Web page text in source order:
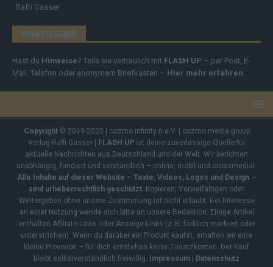
Raffi Gasser
HINWEISGEBER
Hast du Hinweise? Teile sie vertraulich mit FLASH UP – per Post, E-
Mail, Telefon oder anonymem Briefkasten – Hier mehr erfahren
Copyright© 2019-2025 | cozmo infinity n.e.V. | cozmo media group
Verlag Raffi Gasser | FLASH UPist deine zuverlässige Quelle für
aktuelle Nachrichten aus Deutschland und der Welt. Wir berichten
unabhängig, fundiert und verständlich – online, mobil und crossmedial.
Alle Inhalte auf dieser Website – Texte, Videos, Logos und Design –
sind urheberrechtlich geschützt . Kopieren, Vervielfältigen oder
Weitergeben ohne unsere Zustimmung ist nicht erlaubt. Bei Interesse
an einer Nutzung wende dich bitte an unsere Redaktion. Einige Artikel
enthalten Affiliate-Links oder Anzeige-Links (z. B. farblich markiert oder
unterstrichen). Wenn du darüber ein Produkt kaufst, erhalten wir eine
kleine Provision – für dich entstehen keine Zusatzkosten. Der Kauf
bleibt selbstverständlich freiwillig. Impressum | Datenschutz